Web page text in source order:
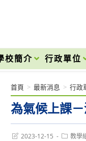
校簡介 行政單位
為氣候上課
首頁 > 最新消息 > 行政
Post2023-12-15
Post教學